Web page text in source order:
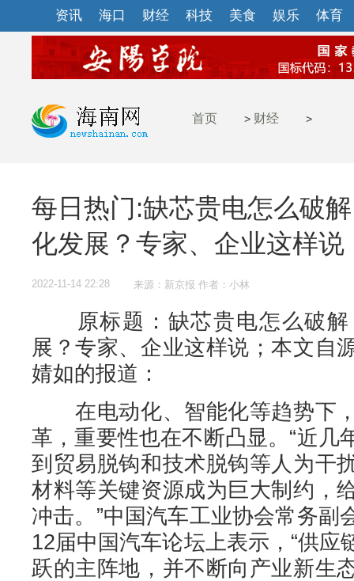
资讯 海口 财经 科技 美食 娱乐 体育
首页 > 财经 >
每日热门:缺芯贵电怎么破
化发展？专家、企业这样说
2022-11-14 22:28 来源：新京报 作者：小林
原标题：缺芯贵电怎么破解
展？专家、企业这样说；本文自
婧如的报道：
在电动化、智能化等趋势下
革，重要性也在不断凸显。“近几
到贸易脱钩和技术脱钩等人为干
材料等关键资源成为巨大制约，
冲击。”中国汽车工业协会常务副
12届中国汽车论坛上表示，“供应
跃的主阵地，并不断向产业新生